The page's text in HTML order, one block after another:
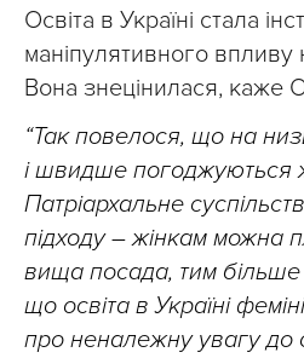
Освіта в Україні стала
маніпулятивного впливу
Вона знецінилася, каже
“Так повелося, що на
і швидше погоджуються
Патріархальне
підходу – жінкам можна
вища посада, тим більше
що освіта в Україні
про неналежну увагу до